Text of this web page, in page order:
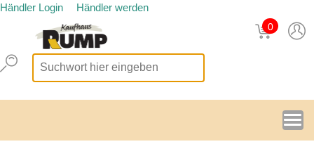
Händler Login Händler werden
0